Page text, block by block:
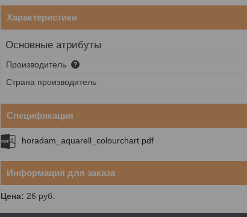
Характеристики
Основные атрибуты
Производитель
Страна производитель
Спецификация
horadam_aquarell_colourchart.pdf
Информация для заказа
Цена: 26 руб.